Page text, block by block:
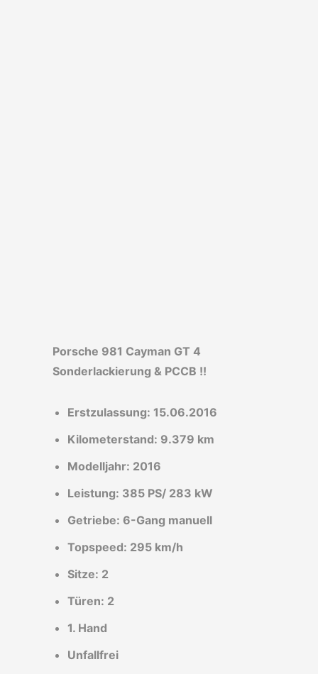
Porsche 981 Cayman GT 4
Sonderlackierung & PCCB !!
Erstzulassung: 15.06.2016
Kilometerstand: 9.379 km
Modelljahr: 2016
Leistung: 385 PS/ 283 kW
Getriebe: 6-Gang manuell
Topspeed: 295 km/h
Sitze: 2
Türen: 2
1. Hand
Unfallfrei